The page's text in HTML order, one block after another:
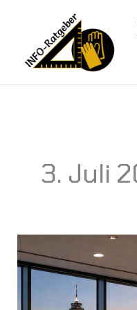
springen
3. Juli
finden
Sie